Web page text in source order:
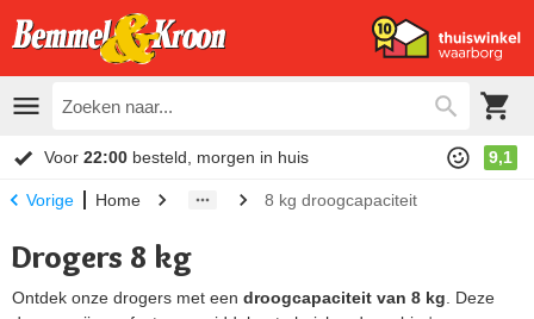
Voor 22:00 besteld, morgen in huis 9,1
Vorige Home 8 kg droogcapaciteit
Drogers 8 kg
Ontdek onze drogers met een droogcapaciteit van 8 kg . Deze